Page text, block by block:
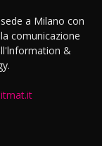
a Milano con
comunicazione
&